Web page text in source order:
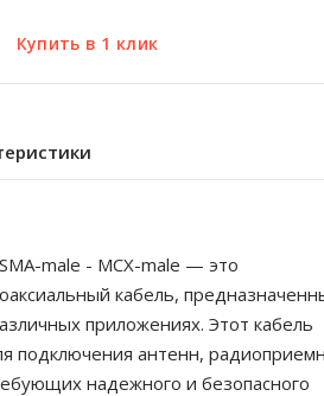
male - MCX-male — это
кабель,
приложениях. Этот кабель
подключения антенн,
надежного и безопасного